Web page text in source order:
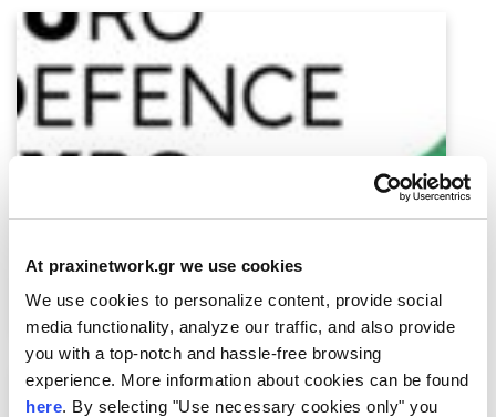
At praxinetwork.gr we use cookies
We use cookies to personalize content, provide social
media functionality, analyze our traffic, and also provide
you with a top-notch and hassle-free browsing
experience. More information about cookies can be found
here. By selecting "Use necessary cookies only" you
EUDEX Match & Meet 2026 |